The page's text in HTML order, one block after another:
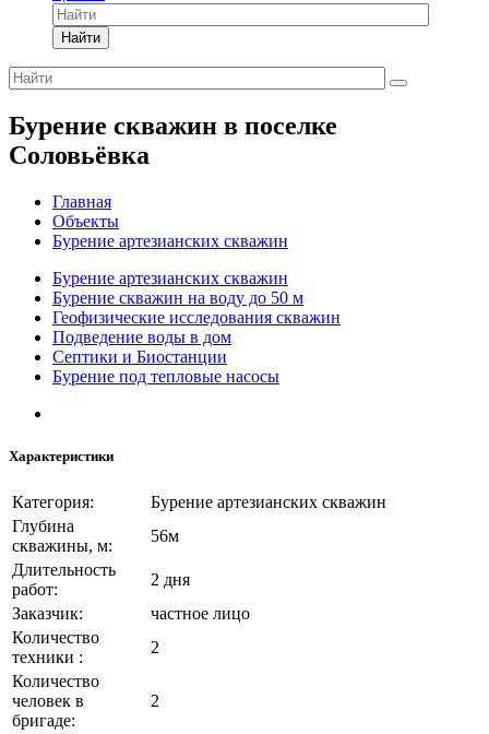
Найти
Бурение скважин в поселке
Соловьёвка
Главная
Объекты
Бурение артезианских скважин
Бурение артезианских скважин
Бурение скважин на воду до 50 м
Геофизические исследования скважин
Подведение воды в дом
Септики и Биостанции
Бурение под тепловые насосы
Характеристики
Категория:
Бурение артезианских скважин
Глубина
скважины, м:
56м
Длительность
работ:
2 дня
Заказчик:
частное лицо
Количество
техники :
2
Количество
человек в
бригаде:
2